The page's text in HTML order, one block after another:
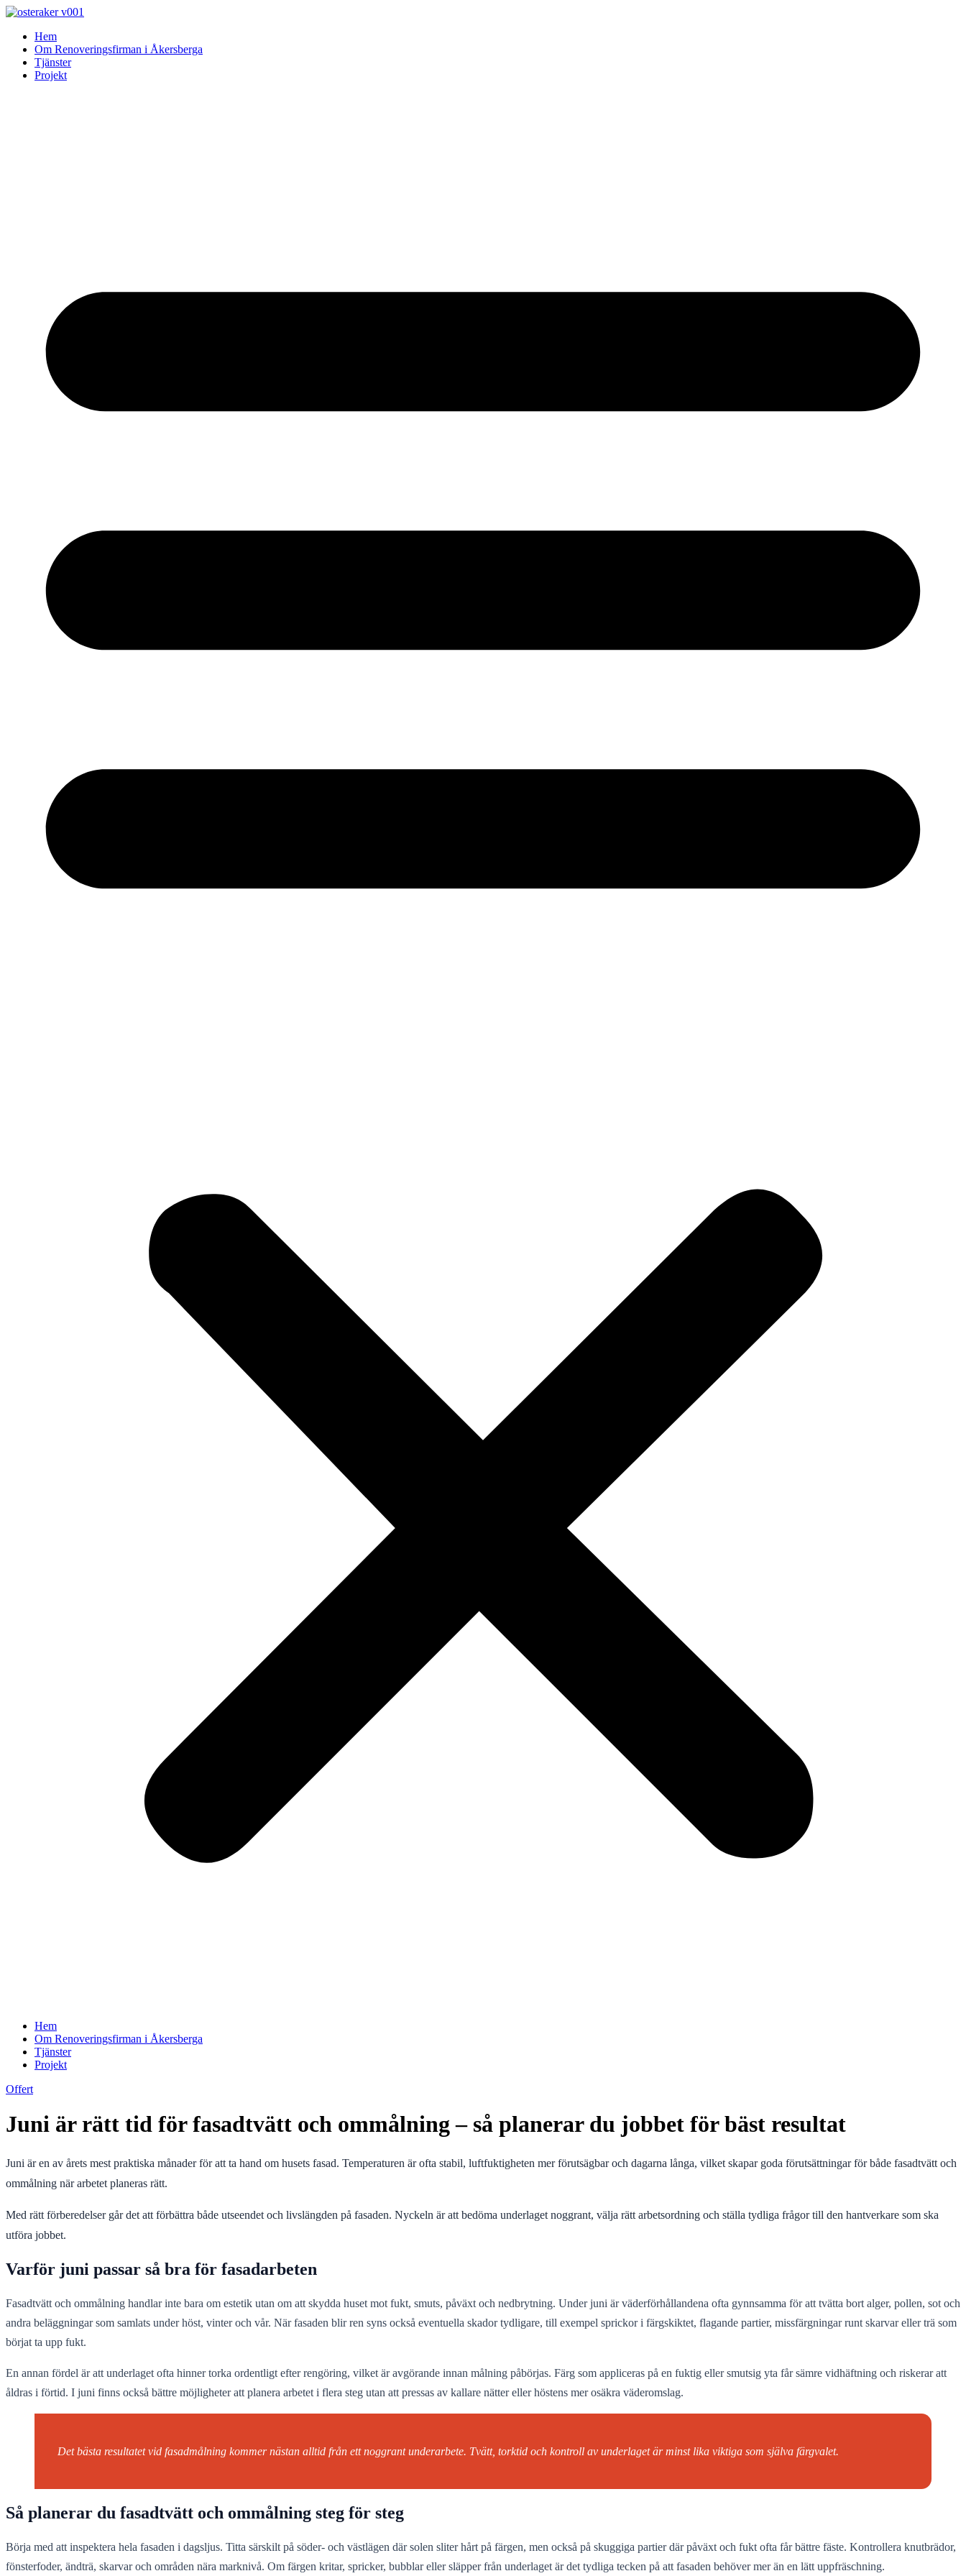
Skip
contentHem
Om Renoveringsfirman i Åkersberga
Tjänster
Projekt
Hem
Om Renoveringsfirman i Åkersberga
Tjänster
Projekt
Offert
Juni är rätt tid för fasadtvätt och ommålning – så planerar du jobbet för bäst resultat
Juni är en av årets mest praktiska månader för att ta hand om husets fasad. Temperaturen är ofta stabil, luftfuktigheten mer förutsägbar och dagarna långa, vilket skapar goda förutsättningar för både fasadtvätt och
ommålning när arbetet planeras rätt.
Med rätt förberedelser går det att förbättra både utseendet och livslängden på fasaden. Nyckeln är att bedöma underlaget noggrant, välja rätt arbetsordning och ställa tydliga frågor till den hantverkare som ska
utföra jobbet.
Varför juni passar så bra för fasadarbeten
Fasadtvätt och ommålning handlar inte bara om estetik utan om att skydda huset mot fukt, smuts, påväxt och nedbrytning. Under juni är väderförhållandena ofta gynnsamma för att tvätta bort alger, pollen, sot och
andra beläggningar som samlats under höst, vinter och vår. När fasaden blir ren syns också eventuella skador tydligare, till exempel sprickor i färgskiktet, flagande partier, missfärgningar runt skarvar eller trä som
börjat ta upp fukt.
En annan fördel är att underlaget ofta hinner torka ordentligt efter rengöring, vilket är avgörande innan målning påbörjas. Färg som appliceras på en fuktig eller smutsig yta får sämre vidhäftning och riskerar att
åldras i förtid. I juni finns också bättre möjligheter att planera arbetet i flera steg utan att pressas av kallare nätter eller höstens mer osäkra väderomslag.
Det bästa resultatet vid fasadmålning kommer nästan alltid från ett noggrant underarbete. Tvätt, torktid och kontroll av underlaget är minst lika viktiga som själva färgvalet.
Så planerar du fasadtvätt och ommålning steg för steg
Börja med att inspektera hela fasaden i dagsljus. Titta särskilt på söder- och västlägen där solen sliter hårt på färgen, men också på skuggiga partier där påväxt och fukt ofta får bättre fäste. Kontrollera knutbrädor,
fönsterfoder, ändträ, skarvar och områden nära marknivå. Om färgen kritar, spricker, bubblar eller släpper från underlaget är det tydliga tecken på att fasaden behöver mer än en lätt uppfräschning.